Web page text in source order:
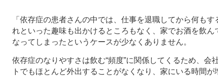
「依存症の患者さんの中では、仕事を退職してから何も
れといった趣味も出かけるところもなく、家でお酒を飲ん
なってしまったというケースが少なくありません。
依存症のなりやすさは飲む“頻度”に関係してくるため、会
トでもほとんど外出することがなくなり、家にいる時間